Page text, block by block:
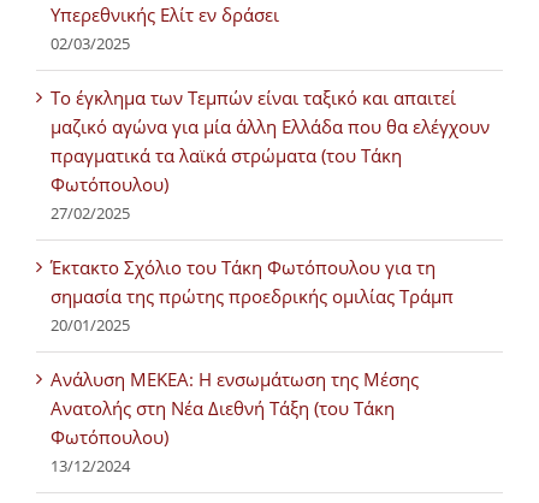
Υπερεθνικής Ελίτ εν δράσει
02/03/2025
Tο έγκλημα των Τεμπών είναι ταξικό και απαιτεί
μαζικό αγώνα για μία άλλη Ελλάδα που θα ελέγχουν
πραγματικά τα λαϊκά στρώματα (του Τάκη
Φωτόπουλου)
27/02/2025
Έκτακτο Σχόλιο του Τάκη Φωτόπουλου για τη
σημασία της πρώτης προεδρικής ομιλίας Τράμπ
20/01/2025
Ανάλυση ΜΕΚΕΑ: Η ενσωμάτωση της Μέσης
Ανατολής στη Νέα Διεθνή Τάξη (του Τάκη
Φωτόπουλου)
13/12/2024